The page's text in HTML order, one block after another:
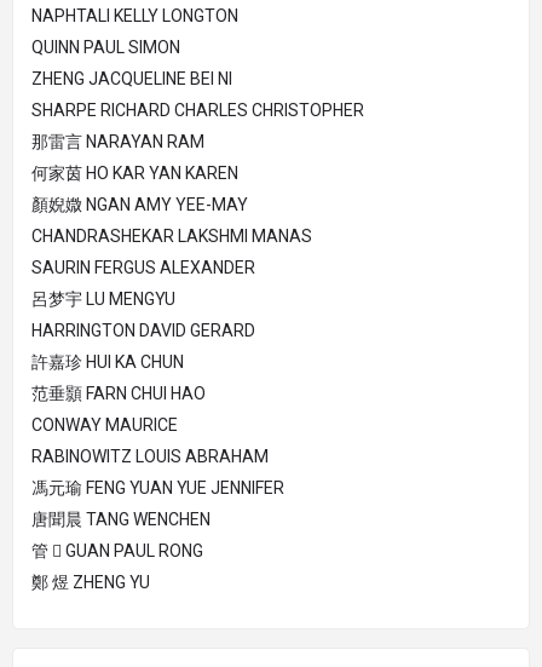
NAPHTALI KELLY LONGTON
QUINN PAUL SIMON
ZHENG JACQUELINE BEI NI
SHARPE RICHARD CHARLES CHRISTOPHER
那雷言 NARAYAN RAM
何家茵 HO KAR YAN KAREN
顏婗媺 NGAN AMY YEE-MAY
CHANDRASHEKAR LAKSHMI MANAS
SAURIN FERGUS ALEXANDER
呂梦宇 LU MENGYU
HARRINGTON DAVID GERARD
許嘉珍 HUI KA CHUN
范垂顥 FARN CHUI HAO
CONWAY MAURICE
RABINOWITZ LOUIS ABRAHAM
馮元瑜 FENG YUAN YUE JENNIFER
唐聞晨 TANG WENCHEN
管  GUAN PAUL RONG
鄭 煜 ZHENG YU